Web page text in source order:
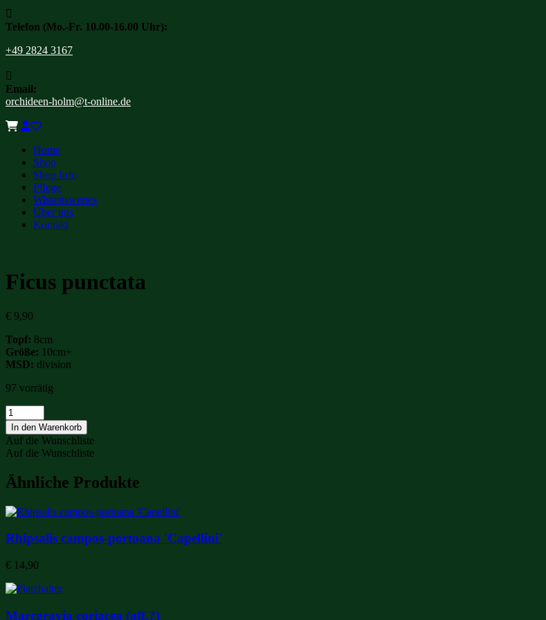

Telefon (Mo.-Fr. 10.00-16.00 Uhr):
+49 2824 3167

Email:
orchideen-holm@t-online.de
Home
Shop
Shop Info
Pflege
Wissenswertes
Über uns
Kontakt
Ficus punctata
€ 9,90
Topf: 8cm
Größe: 10cm+
MSD: division
97 vorrätig
Ficus
punctata
Menge
In den Warenkorb
Auf die Wunschliste
Auf die Wunschliste
Ähnliche Produkte
Rhipsalis campos-portoana 'Capellini'
€ 14,90
Marcgravia coriacea (aff.?)